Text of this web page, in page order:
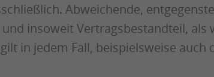
Abweichende,
insoweit Vertragsbestandteil,
in jedem Fall, beispielsweise